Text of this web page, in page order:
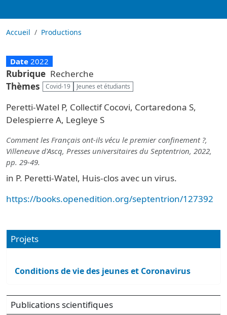
Accueil Productions
Date 2022
Rubrique Recherche
Thèmes
Covid-19 Jeunes et étudiants
Peretti-Watel P, Collectif Cocovi, Cortaredona S,
Delespierre A, Legleye S
Comment les Français ont-ils vécu le premier confinement ?,
Villeneuve d'Ascq, Presses universitaires du Septentrion, 2022,
pp. 29-49.
in P. Peretti-Watel, Huis-clos avec un virus.
https://books.openedition.org/septentrion/127392
Projets
Conditions de vie des jeunes et Coronavirus
Publications scientifiques